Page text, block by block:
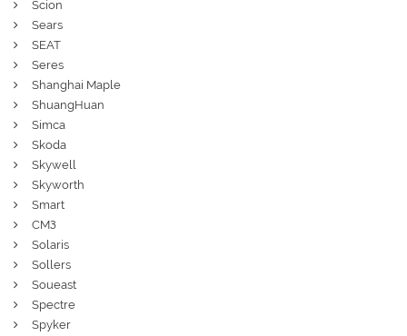
Scion
Sears
SEAT
Seres
Shanghai Maple
ShuangHuan
Simca
Skoda
Skywell
Skyworth
Smart
СМЗ
Solaris
Sollers
Soueast
Spectre
Spyker